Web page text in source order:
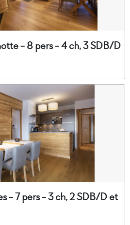
- 8 pers - 4 ch, 3 SDB/D
- 7 pers - 3 ch, 2 SDB/D et